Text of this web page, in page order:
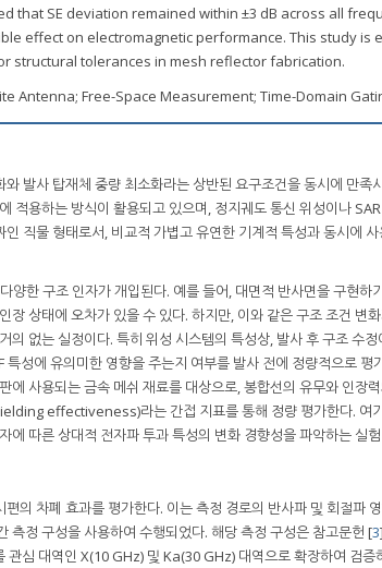
that SE deviation remained within ±3 dB across all
effect on electromagnetic performance. This study is
structural tolerances in mesh reflector fabrication.
Antenna; Free-Space Measurement; Time-Domain
발사 탑재체 중량 최소화라는 상반된 요구조건을 동시에 만족
적용하는 방식이 활용되고 있으며, 정지궤도 통신 위성이나
직물 형태로서, 비교적 가볍고 유연한 기계적 특성과 동시에
양한 구조 인자가 개입된다. 예를 들어, 대면적 반사면을 구현하
장 상태에 오차가 있을 수 있다. 하지만, 이와 같은 구조 조건 변
의 없는 실정이다. 특히 위성 시스템의 특성상, 발사 후 구조 수
성에 유의미한 영향을 주는지 여부를 발사 전에 정량적으로 평
에 사용되는 금속 메쉬 재료를 대상으로, 봉합선의 유무와 인장
effectiveness)라는 간접 지표를 통해 정량 평가한다. 여
따른 상대적 전자파 투과 특성의 변화 경향성을 파악하는 실
의 차폐 효과를 평가한다. 이는 측정 경로의 반사파 및 회절파
측정 구성을 사용하여 수행되었다. 해당 측정 구성은 참고문헌 [3
심 대역인 X(10 GHz) 및 Ka(30 GHz) 대역으로 확장하여 검증